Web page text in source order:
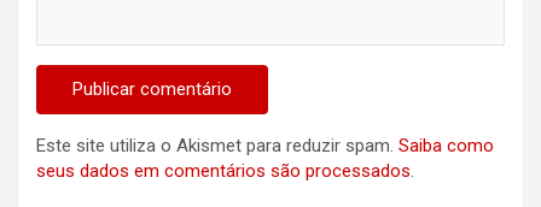
Este site utiliza o Akismet para reduzir spam. Saiba como
seus dados em comentários são processados.